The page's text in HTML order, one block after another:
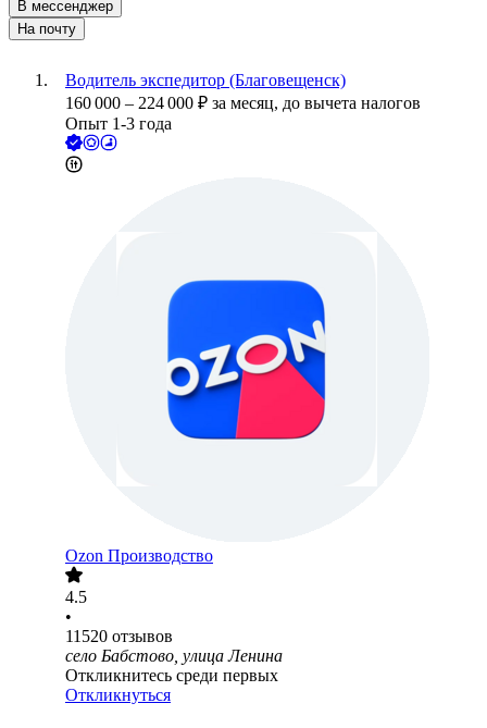
В мессенджер
На почту
Водитель экспедитор (Благовещенск)
160 000 – 224 000 ₽ за месяц, до вычета налогов
Опыт 1-3 года
Ozon Производство
4.5
•
11520 отзывов
село Бабстово, улица Ленина
Откликнитесь среди первых
Откликнуться